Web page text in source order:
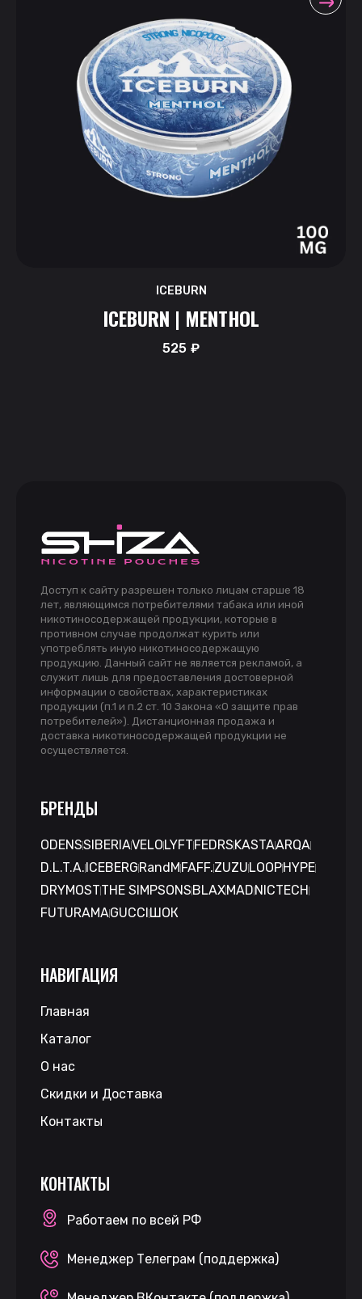
ICEBURN
ICEBURN | MENTHOL
525₽
Доступ к сайту разрешен только лицам старше 18
лет, являющимся потребителями табака или иной
никотиносодержащей продукции, которые в
противном случае продолжат курить или
употреблять иную никотиносодержащую
продукцию. Данный сайт не является рекламой, а
служит лишь для предоставления достоверной
информации о свойствах, характеристиках
продукции (п.1 и п.2 ст. 10 Закона «О защите прав
потребителей»). Дистанционная продажа и
доставка никотиносодержащей продукции не
осуществляется.
БРЕНДЫ
ODENSSIBERIAVELO LYFT FEDRS KASTAARQA
D.L.T.A. ICEBERG RandM FAFF.ZUZU LOOPHYPE
DRYMOSTTHE SIMPSONS BLAXMAD NICTECH
FUTURAMAGUCCI ШОК
НАВИГАЦИЯ
Главная
Каталог
О нас
Скидки и Доставка
Контакты
КОНТАКТЫ
Работаем по всей РФ
Менеджер Телеграм (поддержка)